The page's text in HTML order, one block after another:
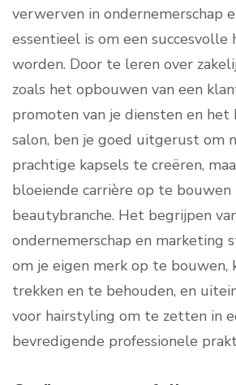
verwerven in ondernemerschap
essentieel is om een
worden. Door te leren over
zoals het opbouwen van een
promoten van je diensten en het
salon, ben je goed uitgerust om
prachtige kapsels te creëren,
bloeiende carrière op te bouwen
beautybranche. Het begrijpen
ondernemerschap en marketing
om je eigen merk op te bouwen,
trekken en te behouden, en
voor hairstyling om te zetten in
bevredigende professionele